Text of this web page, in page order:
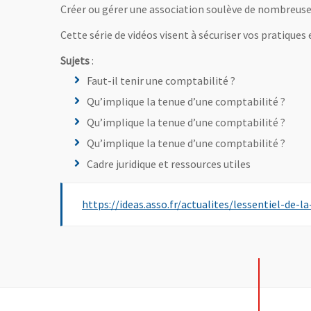
Créer ou gérer une association soulève de
Cette série de vidéos visent à sécuriser vos
Sujets :
Faut-il tenir une comptabilité ?
Qu’implique la tenue d’une comptabilité ?
Qu’implique la tenue d’une comptabilité ?
Qu’implique la tenue d’une comptabilité ?
Cadre juridique et ressources utiles
https://ideas.asso.fr/actualites/lessentiel-de-